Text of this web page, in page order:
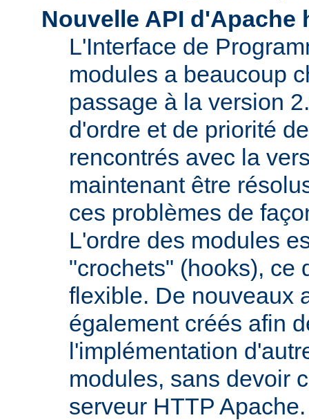
Nouvelle API d'Apache
L'Interface de
modules a beaucoup
passage à la version
d'ordre et de priorité
rencontrés avec la
maintenant être
ces problèmes de
L'ordre des modules
"crochets" (hooks), ce
flexible. De nouveaux
également créés afin
l'implémentation
modules, sans devoir
serveur HTTP Apache.